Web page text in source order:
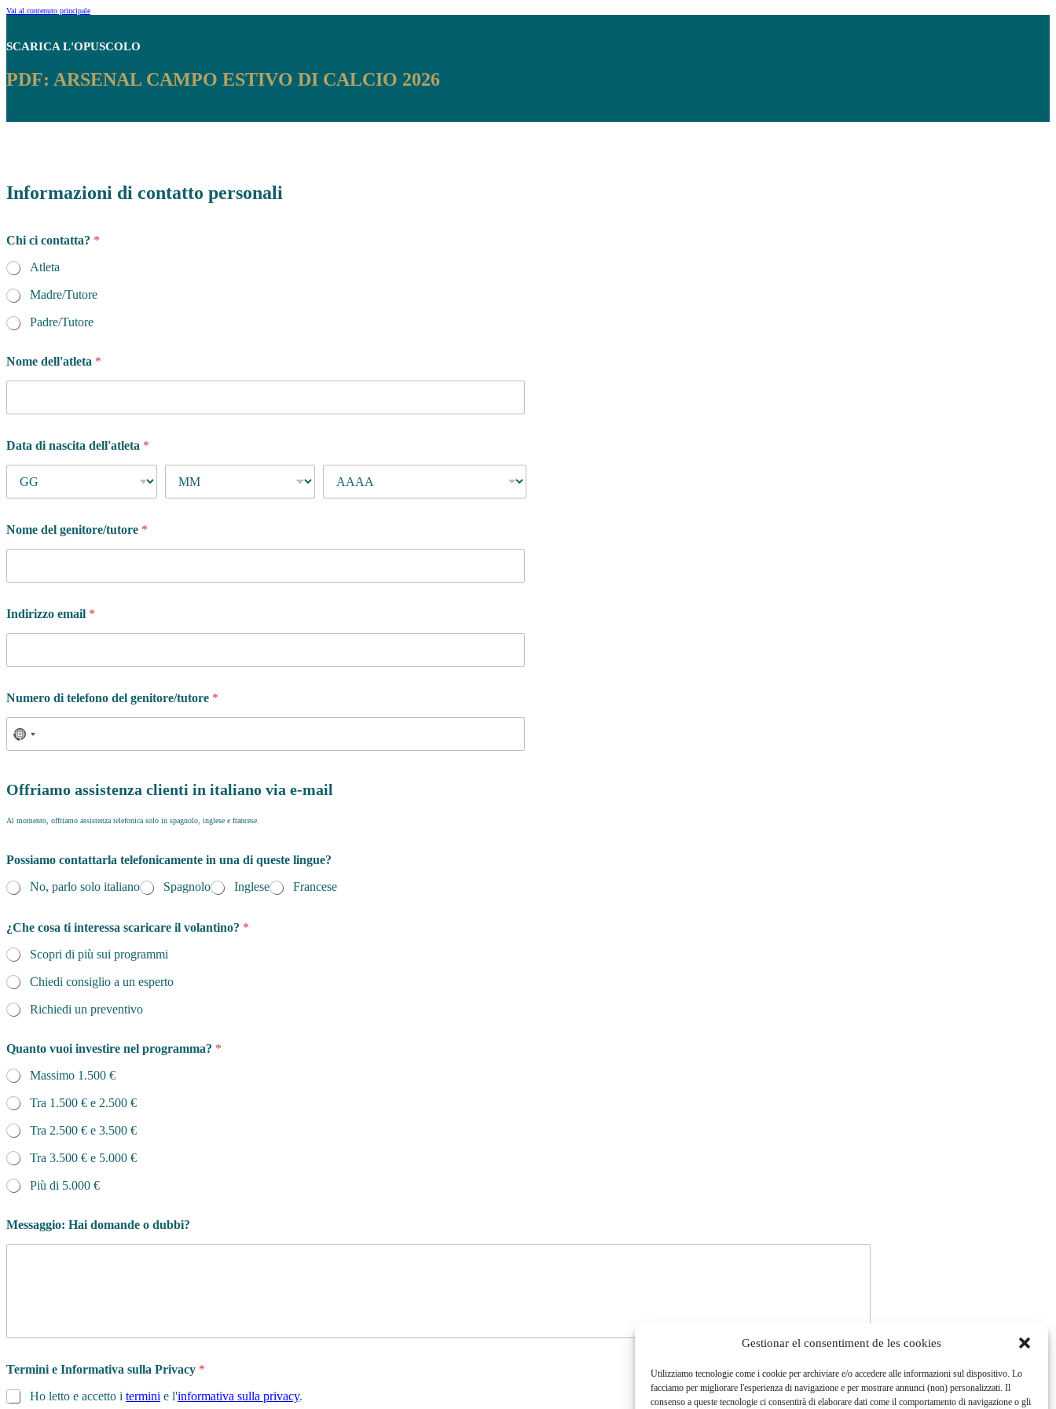
Gestionar el consentiment de les cookies
Utilizziamo tecnologie come i cookie per archiviare e/o accedere alle informazioni sul dispositivo. Lo
facciamo per migliorare l'esperienza di navigazione e per mostrare annunci (non) personalizzati. Il
consenso a queste tecnologie ci consentirà di elaborare dati come il comportamento di navigazione o gli
Vai al contenuto principale
SCARICAL'OPUSCOLO
PDF: ARSENAL CAMPO ESTIVO DI CALCIO 2026
Informazioni di contatto personali
c
a
r
i
c
a
r
M
e
g
g
i
:
i
Chi ci contatta? *
Atleta
Madre/Tutore
Padre/Tutore
Nome dell'atleta *
Data di nascita dell'atleta *
Nome del genitore/tutore *
Indirizzo email *
Numero di telefono del genitore/tutore *
Offriamo assistenza clienti in italiano via e-mail
Al momento, offriamo assistenza telefonica solo in spagnolo, inglese e francese.
Possiamo contattarla telefonicamente in una di queste lingue?
No, parlo solo italiano
Spagnolo Inglese Francese
¿Che cosa ti interessa scaricare il volantino? *
Scopri di più sui programmi
Chiedi consiglio a un esperto
Richiedi un preventivo
Quanto vuoi investire nel programma? *
Massimo 1.500 €
Tra 1.500 € e 2.500 €
Tra 2.500 € e 3.500 €
Tra 3.500 € e 5.000 €
Più di 5.000 €
Messaggio: Hai domande o dubbi?
Termini e Informativa sulla Privacy *
Ho letto e accetto i termini e l'informativa sulla privacy.